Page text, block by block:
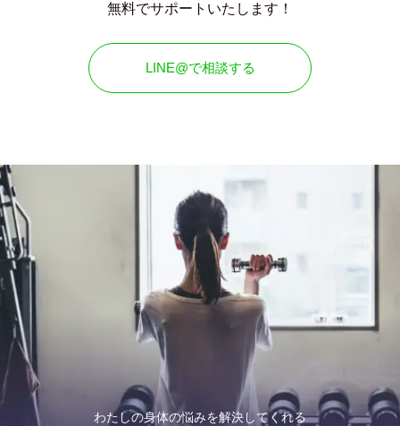
無料でサポートいたします！
LINE@で相談する
わたしの身体の悩みを解決してくれる